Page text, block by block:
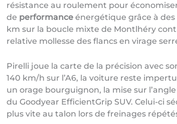
résistance au roulement pour
de performanceénergétique grâce à des
km sur la boucle mixte de Montlhéry
relative mollesse des flancs en virage
Pirelli joue la carte de la précision avec
140 km/h sur l’A6, la voiture reste
un orage bourguignon, la mise sur
du Goodyear EfficientGrip SUV. Celui-ci
plus vite au talon lors de freinages